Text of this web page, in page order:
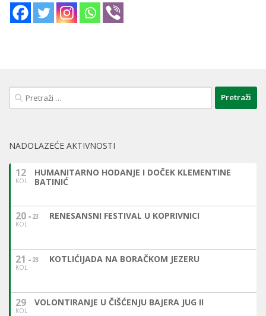
Pretraži:
NADOLAZEĆE AKTIVNOSTI
12
KOL
HUMANITARNO HODANJE I DOČEK KLEMENTINE
BATINIĆ
20
KOL
23 RENESANSNI FESTIVAL U KOPRIVNICI
21
KOL
23 KOTLIĆIJADA NA BORAČKOM JEZERU
29
KOL
VOLONTIRANJE U ČIŠĆENJU BAJERA JUG II